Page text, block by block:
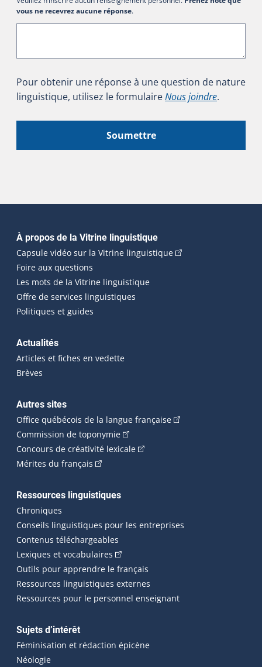
vous ne recevrez aucune réponse.
Pour obtenir une réponse à une question de nature
linguistique, utilisez le formulaireNous joindre.
Soumettre
Navigation principale
À propos de la Vitrine linguistique
Capsule vidéo sur la Vitrine linguistique(Cet hyperlien
Foire aux questions
Les mots de la Vitrine linguistique
Offre de services linguistiques
Politiques et guides
Actualités
Articles et fiches en vedette
Brèves
Autres sites
Office québécois de la langue française(Cet hyperlien
Commission de toponymie(Cet hyperlien externe s'ouvrira
Concours de créativité lexicale(Cet hyperlien externe
Mérites du français (Cet hyperlien externe s'ouvrira dans une
Ressources linguistiques
Chroniques
Conseils linguistiques pour les entreprises
Contenus téléchargeables
Lexiques et vocabulaires (Cet hyperlien externe s'ouvrira
Outils pour apprendre le français
Ressources linguistiques externes
Ressources pour le personnel enseignant
Sujets d’intérêt
Féminisation et rédaction épicène
Néologie